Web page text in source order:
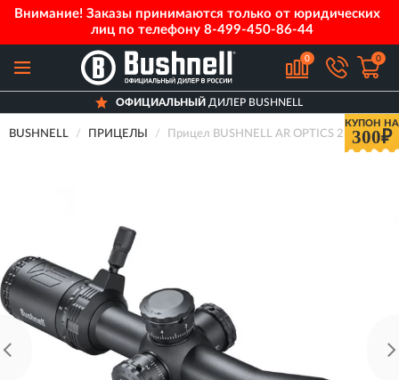
Внимание! Заказы принимаются только от юридических
лиц по телефону 8-499-450-86-44
0 0
ОФИЦИАЛЬНЫЙДИЛЕР BUSHNELL
КУПОН НА
300₽
BUSHNELL ПРИЦЕЛЫ Прицел BUSHNELL AR OPTICS 2-7x36